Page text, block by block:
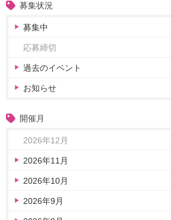
募集状況
募集中
応募締切
過去のイベント
お知らせ
開催月
2026年12月
2026年11月
2026年10月
2026年9月